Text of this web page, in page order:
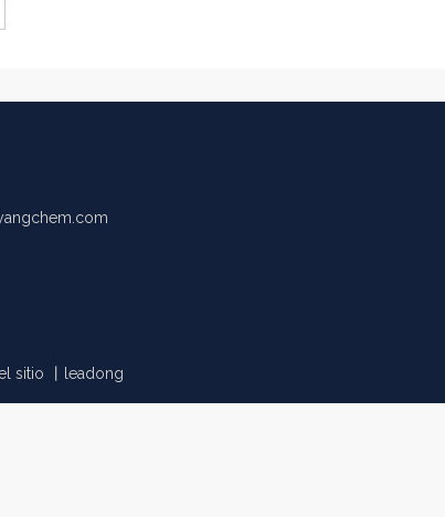
sitio leadong